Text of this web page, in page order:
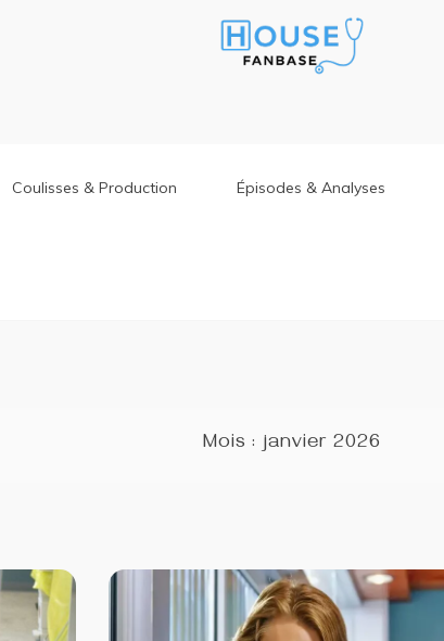
Coulisses & Production Épisodes & Analyses
Mois : janvier 2026